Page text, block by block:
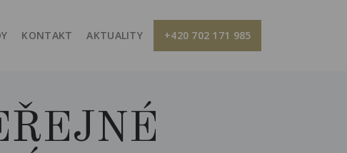
KONTAKT AKTUALITY +420 702 171 985